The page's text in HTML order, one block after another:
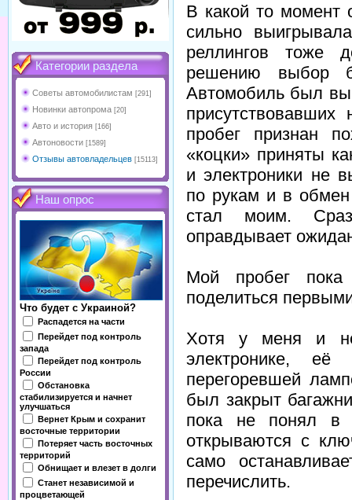
Категории раздела
Советы автомобилистам [291]
Новинки автопрома [20]
Авто и история [166]
Автоновости [1589]
Отзывы автовладельцев [15113]
Наш опрос
Что будет с Украиной?
Распадется на части
Перейдет под контроль
запада
Перейдет под контроль
России
Обстановка
стабилизируется и начнет
улучшаться
Вернет Крым и сохранит
восточные территории
Потеряет часть восточных
территорий
Обнищает и влезет в долги
Станет независимой и
процветающей
В какой то момент
сильно
реллингов тоже
решению выбор
Автомобиль был
пробег признан
«коцки» приняты
и электроники не
по рукам и в
стал моим.
оправдывает
Мой пробег
поделиться
Хотя у меня и не
электронике,
перегоревшей
был закрыт
пока не понял в
открываются с
само
перечислить.